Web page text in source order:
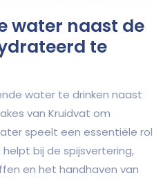
water naast de
te
water te drinken naast
van Kruidvat om
speelt een essentiële rol
bij de spijsvertering,
en het handhaven van